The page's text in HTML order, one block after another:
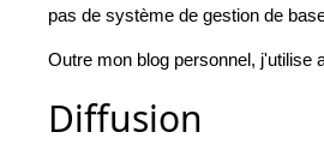
pas de système de gestion de
Outre mon blog personnel, j'utilise
Diffusion